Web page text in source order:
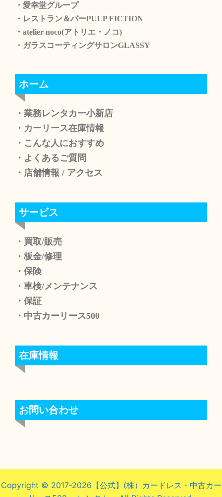
・愛幸堂グループ
・レストラン＆バーPULP FICTION
・atelier-noco(アトリエ・ノコ)
・ガラスコーティングサロンGLASSY
ホーム
・業務レンタカー小新店
・カーリース在庫情報
・こんな人におすすめ
・よくあるご質問
・店舗情報 / アクセス
サービス
・買取/販売
・板金/修理
・保険
・車検/メンテナンス
・保証
・中古カーリース500
在庫情報
お問い合わせ
Copyright © 2017-2026【公式】(株）カードレス・中古カー